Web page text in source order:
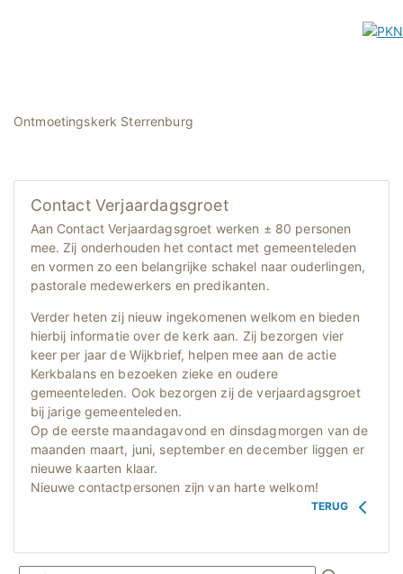
Ontmoetingskerk Sterrenburg
Contact Verjaardagsgroet
Aan Contact Verjaardagsgroet werken ± 80 personen
mee. Zij onderhouden het contact met gemeenteleden
en vormen zo een belangrijke schakel naar ouderlingen,
pastorale medewerkers en predikanten.
Verder heten zij nieuw ingekomenen welkom en bieden
hierbij informatie over de kerk aan. Zij bezorgen vier
keer per jaar de Wijkbrief, helpen mee aan de actie
Kerkbalans en bezoeken zieke en oudere
gemeenteleden. Ook bezorgen zij de verjaardagsgroet
bij jarige gemeenteleden.
Op de eerste maandagavond en dinsdagmorgen van de
maanden maart, juni, september en december liggen er
nieuwe kaarten klaar.
Nieuwe contactpersonen zijn van harte welkom!
TERUG